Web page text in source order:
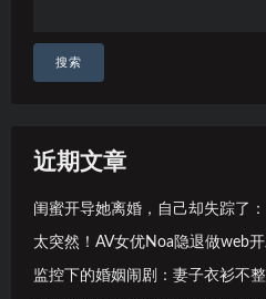
搜索
近期文章
闺蜜开导她离婚，自己却失踪了
太突然！AV女优Noa隐退做web
监控下的婚姻闹剧：妻子衣衫不